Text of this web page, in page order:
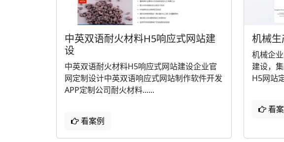
中英双语耐火材料H5响应式网站建
设
中英双语耐火材料H5响应式网站建设企业官
网定制设计中英双语响应式网站制作软件开发
APP定制公司耐火材料......
看案例
机械
机械企
建设，
H5网站
看